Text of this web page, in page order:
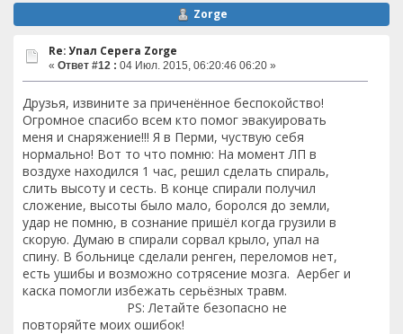
Zorge
Re: Упал Серега Zorge
« Ответ #12 : 04 Июл. 2015, 06:20:46 06:20 »
Друзья, извините за приченённое беспокойство!
Огромное спасибо всем кто помог эвакуировать
меня и снаряжение!!! Я в Перми, чуствую себя
нормально! Вот то что помню: На момент ЛП в
воздухе находился 1 час, решил сделать спираль,
слить высоту и сесть. В конце спирали получил
сложение, высоты было мало, боролся до земли,
удар не помню, в сознание пришёл когда грузили в
скорую. Думаю в спирали сорвал крыло, упал на
спину. В больнице сделали ренген, переломов нет,
есть ушибы и возможно сотрясение мозга. Аербег и
каска помогли избежать серьёзных травм.
PS: Летайте безопасно не
повторяйте моих ошибок!